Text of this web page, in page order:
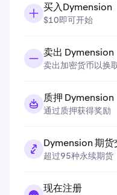
买入Dymension
$10即可开始
卖出 Dymension
卖出加密货币以换
质押 Dymension
通过质押获得奖励
Dymension 期货
超过95种永续期货
现在注册